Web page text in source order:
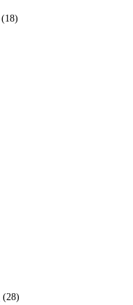
(18)
(28)